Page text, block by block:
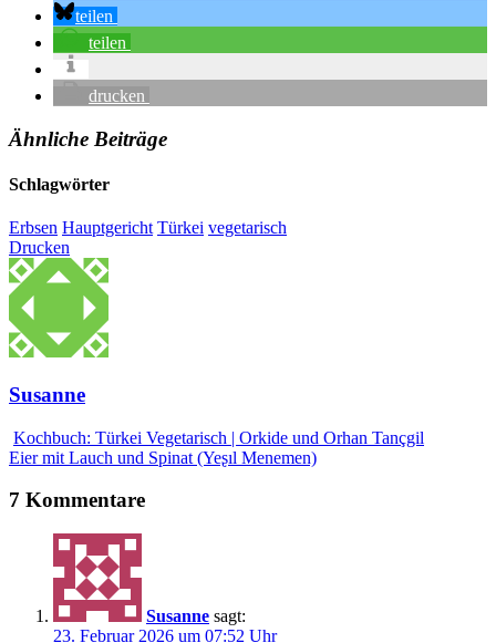
teilen
teilen
drucken
Ähnliche Beiträge
Schlagwörter
Erbsen Hauptgericht Türkei vegetarisch
Drucken
Susanne
Kochbuch: Türkei Vegetarisch | Orkide und Orhan Tançgil
Eier mit Lauch und Spinat (Yeʂıl Menemen)
7 Kommentare
Susanne sagt:
23. Februar 2026 um 07:52 Uhr